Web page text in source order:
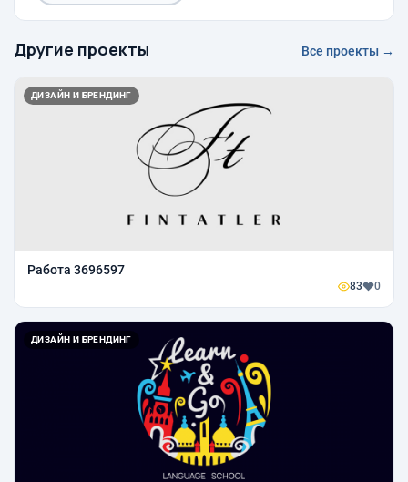
Другие проекты Все проекты →
ДИЗАЙН И БРЕНДИНГ
Работа 3696597
83 0
ДИЗАЙН И БРЕНДИНГ